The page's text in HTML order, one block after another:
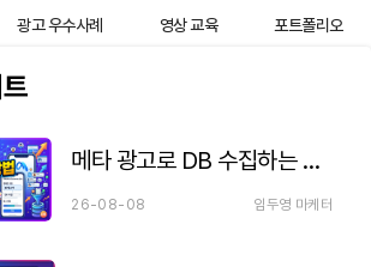
광고 우수사례 영상 교육 포트폴리오
메타 광고로 DB 수집하는 방법 — 잠재고객 캠페인 세팅 가이드
26-08-08 임두영 마케터